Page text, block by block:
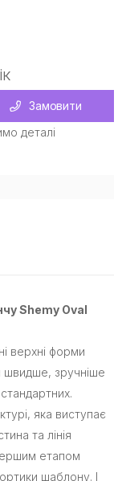
Замовити
деталі
Shemy Oval
верхні форми
зручніше
яка виступає
та лінія
етапом
шаблону. І